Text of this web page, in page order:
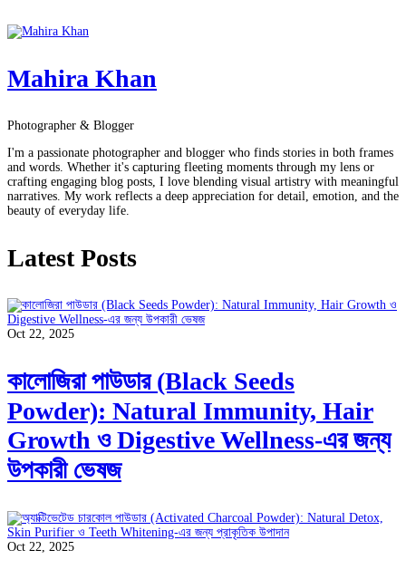
Mahira Khan
Photographer & Blogger
I'm a passionate photographer and blogger who finds stories in both frames
and words. Whether it's capturing fleeting moments through my lens or
crafting engaging blog posts, I love blending visual artistry with meaningful
narratives. My work reflects a deep appreciation for detail, emotion, and the
beauty of everyday life.
Latest Posts
Oct 22, 2025
কালোজিরা পাউডার (Black Seeds
Powder): Natural Immunity, Hair
Growth ও Digestive Wellness-এর জন্য
উপকারী ভেষজ
Oct 22, 2025